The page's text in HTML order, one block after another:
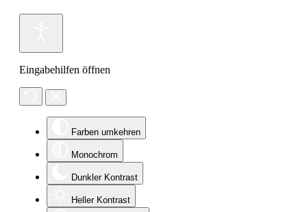
Eingabehilfen öffnen
Farben umkehren
Monochrom
Dunkler Kontrast
Heller Kontrast